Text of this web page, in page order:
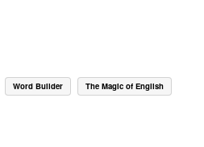
Word Builder The Magic of English